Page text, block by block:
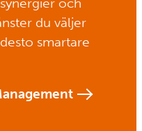
och
du väljer
smartare